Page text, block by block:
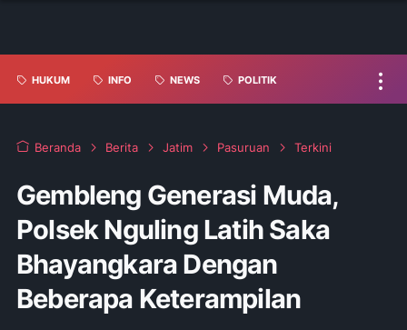
HUKUM INFO NEWS POLITIK
Beranda Berita Jatim Pasuruan Terkini
Gembleng Generasi Muda,
Polsek Nguling Latih Saka
Bhayangkara Dengan
Beberapa Keterampilan